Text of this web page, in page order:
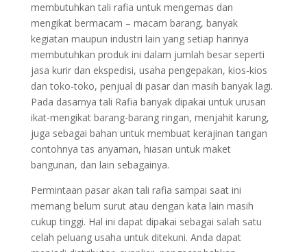
membutuhkan tali rafia untuk mengemas dan
mengikat bermacam – macam barang, banyak
kegiatan maupun industri lain yang setiap harinya
membutuhkan produk ini dalam jumlah besar seperti
jasa kurir dan ekspedisi, usaha pengepakan, kios-kios
dan toko-toko, penjual di pasar dan masih banyak lagi.
Pada dasarnya tali Rafia banyak dipakai untuk urusan
ikat-mengikat barang-barang ringan, menjahit karung,
juga sebagai bahan untuk membuat kerajinan tangan
contohnya tas anyaman, hiasan untuk maket
bangunan, dan lain sebagainya.
Permintaan pasar akan tali rafia sampai saat ini
memang belum surut atau dengan kata lain masih
cukup tinggi. Hal ini dapat dipakai sebagai salah satu
celah peluang usaha untuk ditekuni. Anda dapat